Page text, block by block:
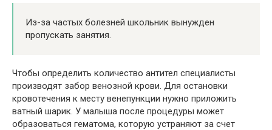
Из-за частых болезней школьник вынужден
пропускать занятия.
Чтобы определить количество антител специалисты
производят забор венозной крови. Для остановки
кровотечения к месту венепункции нужно приложить
ватный шарик. У малыша после процедуры может
образоваться гематома, которую устраняют за счет